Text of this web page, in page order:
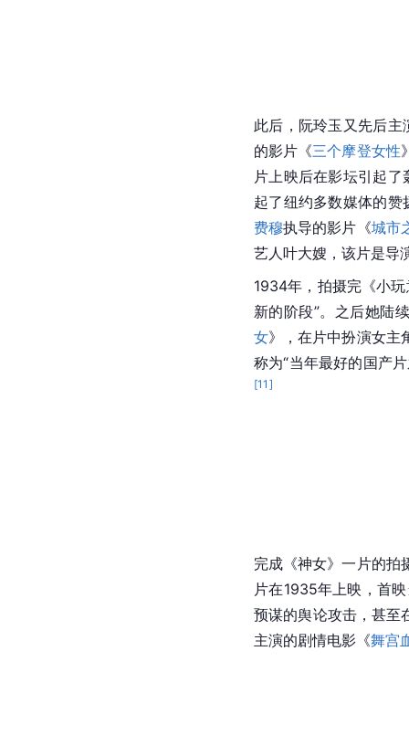
此后，阮玲玉又先后
的影片《三个摩登女性
片上映后在影坛引起了
起了纽约多数媒体的
费穆执导的影片《城市
艺人叶大嫂，该片是导
1934年，拍摄完《小
新的阶段”。之后她陆
女》，在片中扮演女
称为“当年最好的国产
[11 ]
完成《神女》一片的拍
片在1935年上映，首
预谋的舆论攻击，甚至
主演的剧情电影《舞宫